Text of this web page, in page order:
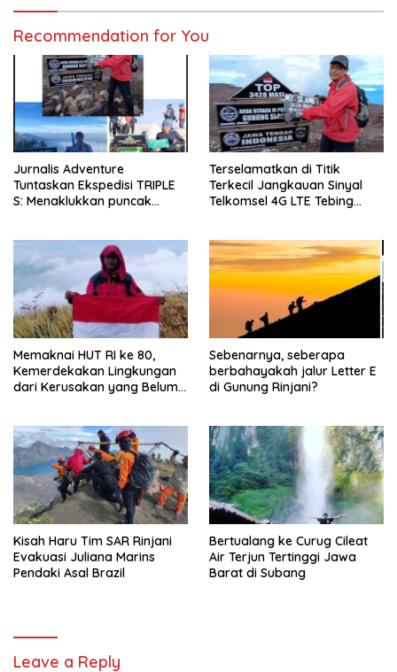
Recommendation for You
Jurnalis Adventure
Tuntaskan Ekspedisi TRIPLE
S: Menaklukkan puncak
Terselamatkan di Titik
Terkecil Jangkauan Sinyal
Telkomsel 4G LTE Tebing
Memaknai HUT RI ke 80,
Kemerdekakan Lingkungan
dari Kerusakan yang Belum
Sebenarnya, seberapa
berbahayakah jalur Letter E
di Gunung Rinjani?
Kisah Haru Tim SAR Rinjani
Evakuasi Juliana Marins
Pendaki Asal Brazil
Bertualang ke Curug Cileat
Air Terjun Tertinggi Jawa
Barat di Subang
Leave a Reply